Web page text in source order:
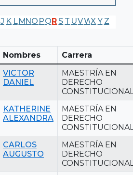
J K LMNO PQR S T UVWX Y Z
Nombres
Carrera
VICTOR
DANIEL
MAESTRÍA EN
DERECHO
KATHERINE
ALEXANDRA
MAESTRÍA EN
DERECHO
CARLOS
AUGUSTO
MAESTRÍA EN
DERECHO